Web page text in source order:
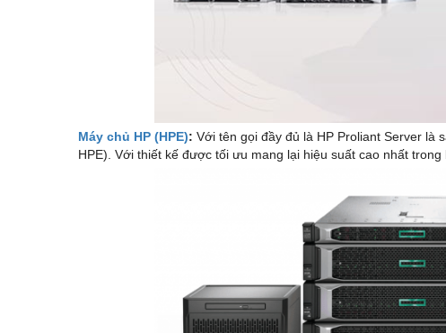
Máy chủ HP (HPE): Với tên gọi đầy đủ là HP Proliant Server là
HPE). Với thiết kế được tối ưu mang lại hiệu suất cao nhất